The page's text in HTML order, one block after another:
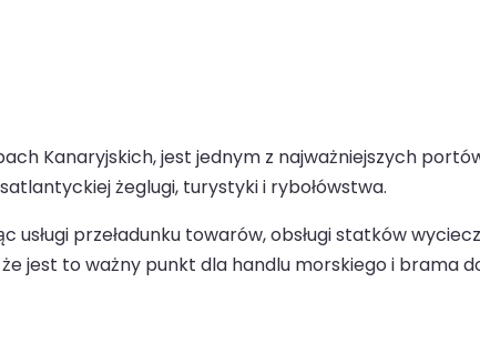
Kanaryjskich, jest jednym z najważniejszych
żeglugi, turystyki i rybołówstwa.
usługi przeładunku towarów, obsługi statków
jest to ważny punkt dla handlu morskiego i brama